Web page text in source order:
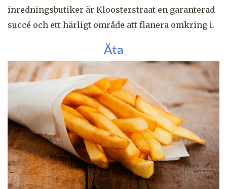
inredningsbutiker är Kloosterstraat en garanterad
succé och ett härligt område att flanera omkring i.
Äta